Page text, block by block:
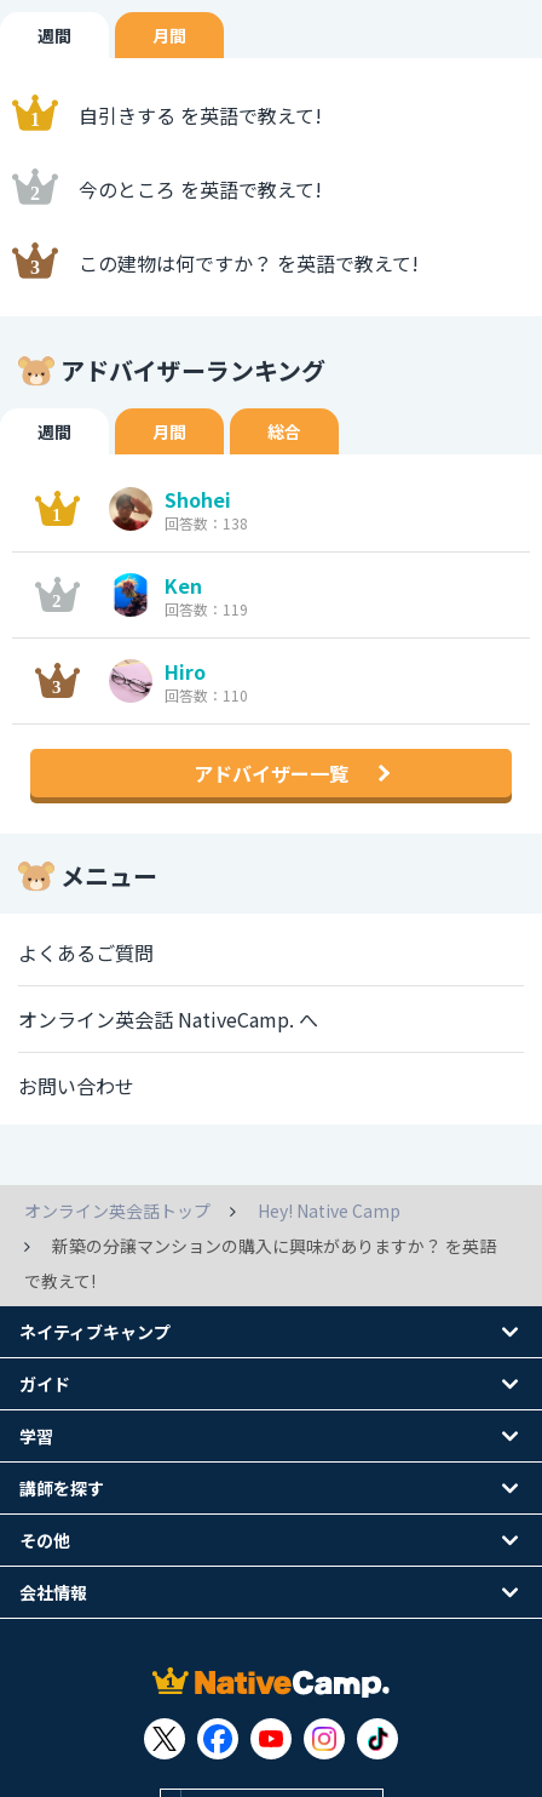
週間 月間
自引きする を英語で教えて!
今のところ を英語で教えて!
この建物は何ですか？ を英語で教えて!
アドバイザーランキング
週間 月間 総合
Shohei
回答数：138
Ken
回答数：119
Hiro
回答数：110
アドバイザー一覧
メニュー
よくあるご質問
オンライン英会話 NativeCamp. へ
お問い合わせ
オンライン英会話トップ
Hey! Native Camp
新築の分譲マンションの購入に興味がありますか？ を英語
で教えて!
ネイティブキャンプ
ガイド
学習
講師を探す
その他
会社情報